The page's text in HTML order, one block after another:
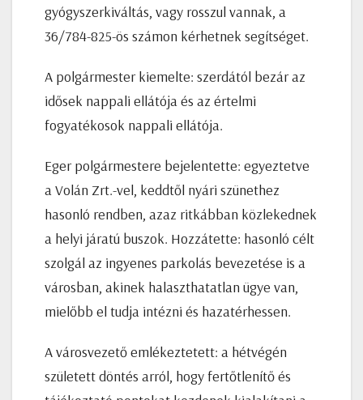
gyógyszerkiváltás, vagy rosszul vannak, a
36/784-825-ös számon kérhetnek segítséget.
A polgármester kiemelte: szerdától bezár az
idősek nappali ellátója és az értelmi
fogyatékosok nappali ellátója.
Eger polgármestere bejelentette: egyeztetve
a Volán Zrt.-vel, keddtől nyári szünethez
hasonló rendben, azaz ritkábban közlekednek
a helyi járatú buszok. Hozzátette: hasonló célt
szolgál az ingyenes parkolás bevezetése is a
városban, akinek halaszthatatlan ügye van,
mielőbb el tudja intézni és hazatérhessen.
A városvezető emlékeztetett: a hétvégén
született döntés arról, hogy fertőtlenítő és